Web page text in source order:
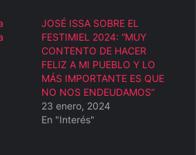
JOSÉ ISSA SOBRE EL
FESTIMIEL 2024: “MUY
CONTENTO DE HACER
FELIZ A MI PUEBLO Y LO
MÁS IMPORTANTE ES QUE
NO NOS ENDEUDAMOS”
23 enero, 2024
En "Interés"